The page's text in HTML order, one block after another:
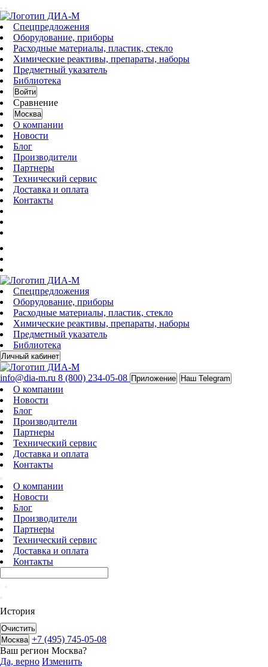
Спецпредложения
Оборудование, приборы
Расходные материалы, пластик, стекло
Химические реактивы, препараты, наборы
Предметный указатель
Библиотека
Войти
Сравнение
Москва
О компании
Новости
Блог
Производители
Партнеры
Технический сервис
Доставка и оплата
Контакты
Спецпредложения
Оборудование, приборы
Расходные материалы, пластик, стекло
Химические реактивы, препараты, наборы
Предметный указатель
Библиотека
Личный кабинет
info@dia-m.ru 8 (800) 234-05-08 Приложение Наш Telegram
О компании
Новости
Блог
Производители
Партнеры
Технический сервис
Доставка и оплата
Контакты
О компании
Новости
Блог
Производители
Партнеры
Технический сервис
Доставка и оплата
Контакты
История
Очистить
Москва +7 (495) 745-05-08
Ваш регион Москва?
Да, верно Изменить